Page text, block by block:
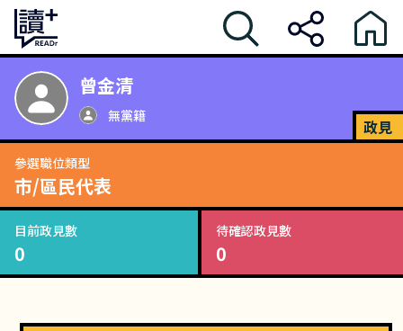
曾金清
無黨籍
政見
參選職位類型
市/區民代表
目前政見數
0
待確認政見數
0